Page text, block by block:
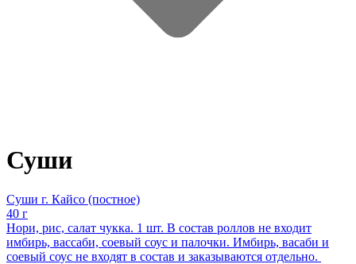
Суши
Суши г. Кайсо (постное)
40 г
Нори, рис, салат чукка. 1 шт. В состав роллов не входит
имбирь, вассаби, соевый соус и палочки. Имбирь, васаби и
соевый соус не входят в состав и заказываются отдельно.